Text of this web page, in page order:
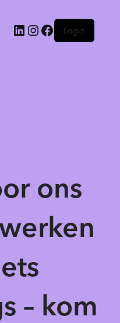
Login
ons
– kom